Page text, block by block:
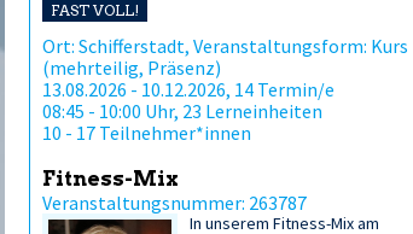
FAST VOLL!
Ort: Schifferstadt, Veranstaltungsform: Kurs
(mehrteilig, Präsenz)
13.08.2026 - 10.12.2026, 14 Termin/e
08:45 - 10:00 Uhr, 23 Lerneinheiten
10 - 17 Teilnehmer*innen
Fitness-Mix
Veranstaltungsnummer: 263787
In unserem Fitness-Mix am